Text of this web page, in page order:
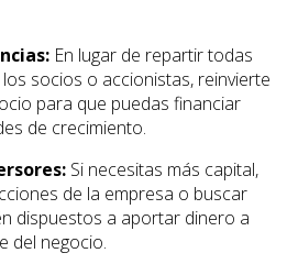
En lugar de repartir todas
socios o accionistas, reinvierte
para que puedas financiar
de crecimiento.
Si necesitas más capital,
de la empresa o buscar
dispuestos a aportar dinero a
del negocio.